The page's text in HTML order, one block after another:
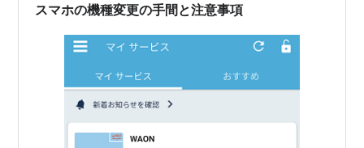
スマホの機種変更の手間と注意事項